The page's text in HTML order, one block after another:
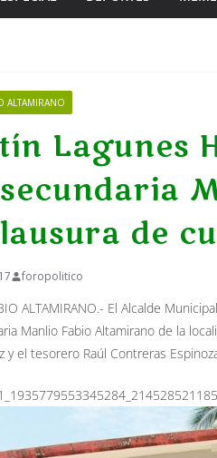
ALTAMIRANO
Lagunes
de
foropolitico
ALTAMIRANO.- El Alcalde
Manlio Fabio Altamirano de la
y el tesorero Raúl Contreras